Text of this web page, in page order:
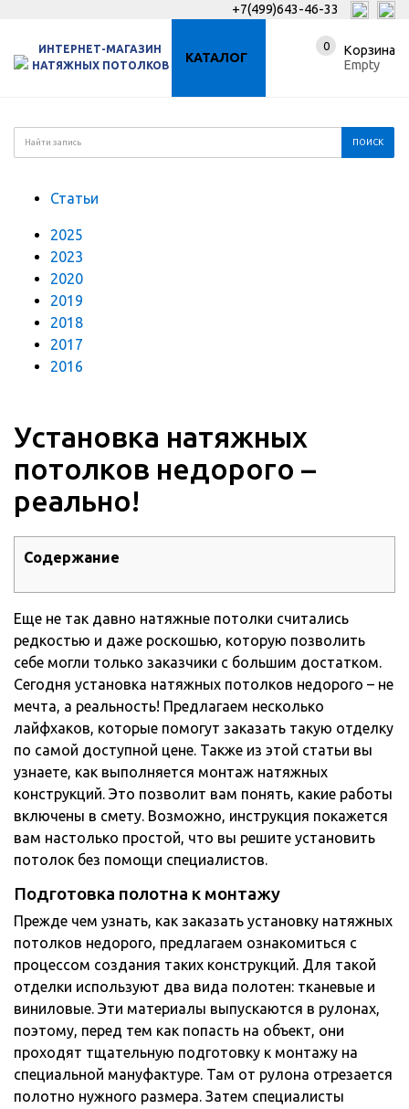
+7(499)643-46-33
ИНТЕРНЕТ-МАГАЗИН
НАТЯЖНЫХ ПОТОЛКОВ
КАТАЛОГ
0
Корзина
Empty
Статьи
2025
2023
2020
2019
2018
2017
2016
Установка натяжных
потолков недорого –
реально!
Содержание
Еще не так давно натяжные потолки считались
редкостью и даже роскошью, которую позволить
себе могли только заказчики с большим достатком.
Сегодня установка натяжных потолков недорого – не
мечта, а реальность! Предлагаем несколько
лайфхаков, которые помогут заказать такую отделку
по самой доступной цене. Также из этой статьи вы
узнаете, как выполняется монтаж натяжных
конструкций. Это позволит вам понять, какие работы
включены в смету. Возможно, инструкция покажется
вам настолько простой, что вы решите установить
потолок без помощи специалистов.
Подготовка полотна к монтажу
Прежде чем узнать, как заказать установку натяжных
потолков недорого, предлагаем ознакомиться с
процессом создания таких конструкций. Для такой
отделки используют два вида полотен: тканевые и
виниловые. Эти материалы выпускаются в рулонах,
поэтому, перед тем как попасть на объект, они
проходят тщательную подготовку к монтажу на
специальной мануфактуре. Там от рулона отрезается
полотно нужного размера. Затем специалисты